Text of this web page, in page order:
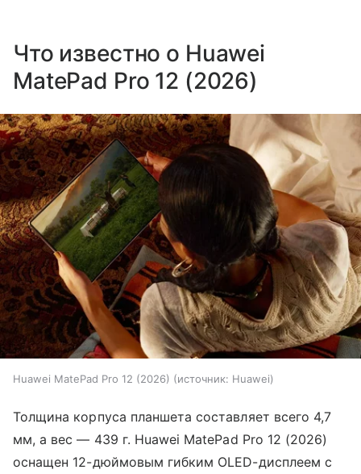
Что известно о Huawei
MatePad Pro 12 (2026)
Huawei MatePad Pro 12 (2026) источник: Huawei
Толщина корпуса планшета составляет всего 4,7
мм, а вес — 439 г. Huawei MatePad Pro 12 (2026)
оснащен 12-дюймовым гибким OLED-дисплеем с